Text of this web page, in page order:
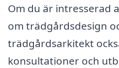
Om du är intresserad
om trädgårdsdesign
trädgårdsarkitekt
konsultationer och